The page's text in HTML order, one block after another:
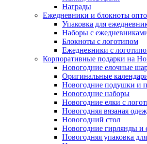
Награды
Ежедневники и блокноты
Упаковка для
Наборы с
Блокноты с логотипом
Ежедневники с
Корпоративные подарки на
Новогодние елочные
Оригинальные
Новогодние подушки и
Новогодние наборы
Новогодние елки с
Новогодняя вязаная
Новогодний стол
Новогодние гирлянды и
Новогодняя упаковка